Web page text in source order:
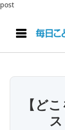
post
【ど